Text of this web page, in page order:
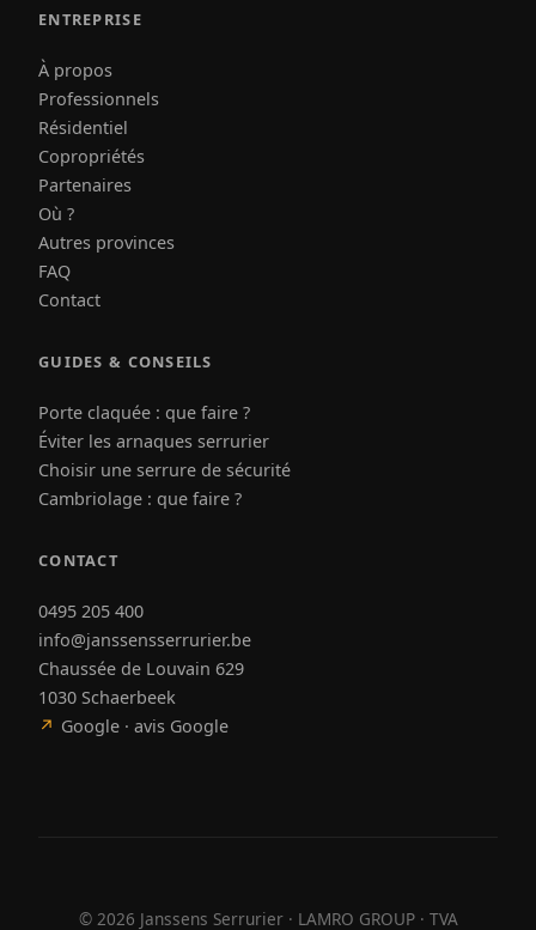
ENTREPRISE
À propos
Professionnels
Résidentiel
Copropriétés
Partenaires
Où ?
Autres provinces
FAQ
Contact
GUIDES & CONSEILS
Porte claquée : que faire ?
Éviter les arnaques serrurier
Choisir une serrure de sécurité
Cambriolage : que faire ?
CONTACT
0495 205 400
info@janssensserrurier.be
Chaussée de Louvain 629
1030 Schaerbeek
↗ Google · avis Google
© 2026 Janssens Serrurier · LAMRO GROUP · TVA